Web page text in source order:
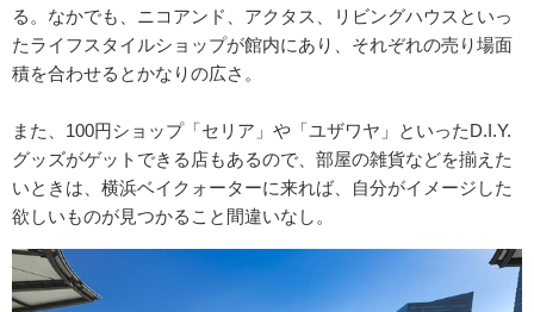
る。なかでも、ニコアンド、アクタス、リビングハウスといっ
たライフスタイルショップが館内にあり、それぞれの売り場面
積を合わせるとかなりの広さ。
また、100円ショップ「セリア」や「ユザワヤ」といったD.I.Y.
グッズがゲットできる店もあるので、部屋の雑貨などを揃えた
いときは、横浜ベイクォーターに来れば、自分がイメージした
欲しいものが見つかること間違いなし。